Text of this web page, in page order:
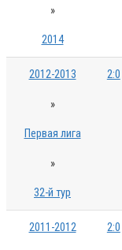
»
2014
2012-2013
»
Первая лига
»
32-й тур
2:0
2011-2012 2:0